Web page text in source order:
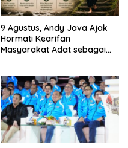
9 Agustus, Andy Java Ajak
Hormati Kearifan
Masyarakat Adat sebagai